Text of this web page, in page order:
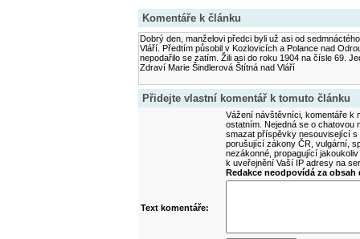
Komentáře k článku
Dobrý den, manželovi předci byli už asi od
Vláří. Předtím působil v Kozlovicích a Polance nad
nepodařilo se zatím. Žili asi do roku 1904 na čísle 69.
Zdraví Marie Šindlerová Štítná nad Vláří
Přidejte vlastní komentář k tomuto článku
Vážení návštěvníci, komentáře k
ostatním. Nejedná se o
smazat příspěvky nesouvisející
porušující zákony ČR, vulgární,
nezákonné, propagující
k uveřejnění Vaší IP adresy na
Redakce neodpovídá za
Text komentáře: